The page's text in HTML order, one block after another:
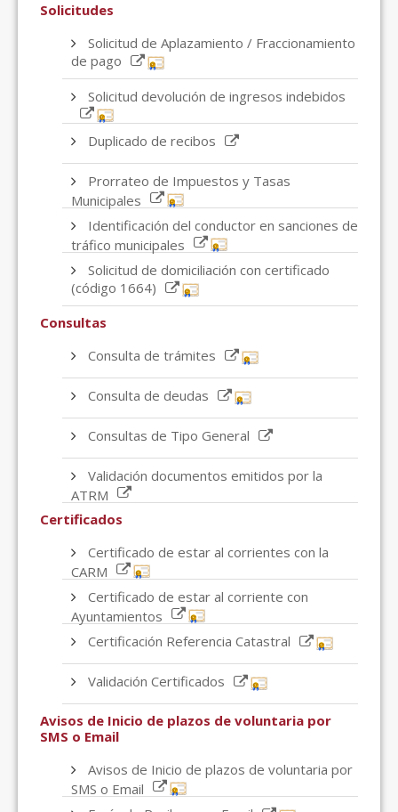
Solicitudes
Solicitud de Aplazamiento / Fraccionamiento
de pago
Solicitud devolución de ingresos indebidos
Duplicado de recibos
Prorrateo de Impuestos y Tasas
Municipales
Identificación del conductor en sanciones de
tráfico municipales
Solicitud de domiciliación con certificado
(código 1664)
Consultas
Consulta de trámites
Consulta de deudas
Consultas de Tipo General
Validación documentos emitidos por la
ATRM
Certificados
Certificado de estar al corrientes con la
CARM
Certificado de estar al corriente con
Ayuntamientos
Certificación Referencia Catastral
Validación Certificados
Avisos de Inicio de plazos de voluntaria por
SMS o Email
Avisos de Inicio de plazos de voluntaria por
SMS o Email